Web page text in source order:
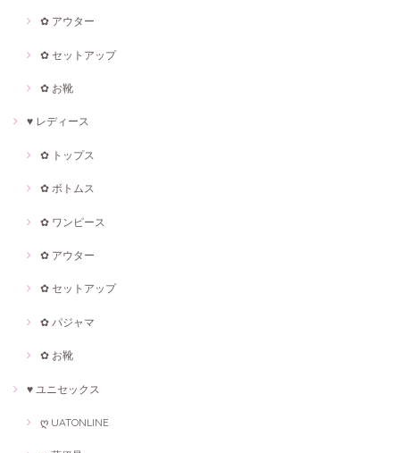
✿ アウター
✿ セットアップ
✿ お靴
♥ レディース
✿ トップス
✿ ボトムス
✿ ワンピース
✿ アウター
✿ セットアップ
✿ パジャマ
✿ お靴
♥ ユニセックス
ღ UATONLINE